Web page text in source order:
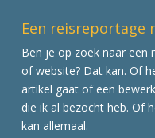
Een reisreportage
Ben je op zoek naar een
of website? Dat kan. Of
artikel gaat of een
die ik al bezocht heb. Of
kan allemaal.